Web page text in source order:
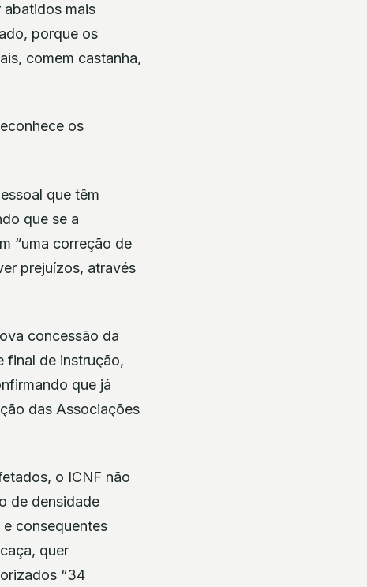
abatidos mais
porque os
comem castanha,
os
que têm
que se a
“uma correção de
prejuízos, através
concessão da
final de instrução,
que já
das Associações
o ICNF não
de densidade
consequentes
quer
“34